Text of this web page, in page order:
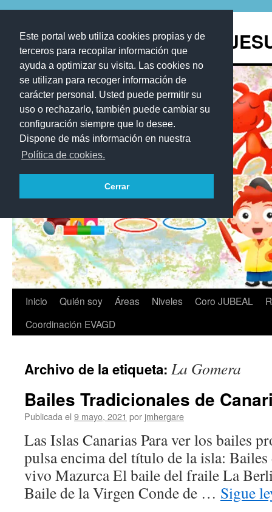
Este portal web utiliza cookies propias y de
terceros para recopilar información que
ayuda a optimizar su visita. Las cookies no
se utilizan para recoger información de
carácter personal. Usted puede permitir su
uso o rechazarlo, también puede cambiar su
configuración siempre que lo desee.
Dispone de más información en nuestra
Política de cookies.
Cerrar
contenido
Blog de los Recursos de
Inicio Quién soy Áreas Niveles Coro JUBEAL
Coordinación EVAGD
Archivo de la etiqueta: La Gomera
Bailes Tradicionales de
Publicada el 9 mayo, 2021 por jmhergare
Las Islas Canarias Para ver los bailes
pulsa encima del título de la isla:
vivo Mazurca El baile del fraile La
Baile de la Virgen Conde de … Sigue